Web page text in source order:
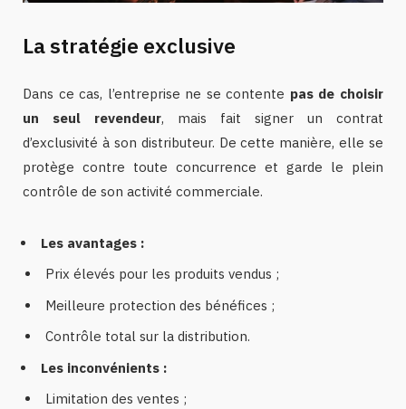
La stratégie exclusive
Dans ce cas, l’entreprise ne se contente pas de choisir
un seul revendeur, mais fait signer un contrat
d’exclusivité à son distributeur. De cette manière, elle se
protège contre toute concurrence et garde le plein
contrôle de son activité commerciale.
Les avantages :
Prix élevés pour les produits vendus ;
Meilleure protection des bénéfices ;
Contrôle total sur la distribution.
Les inconvénients :
Limitation des ventes ;